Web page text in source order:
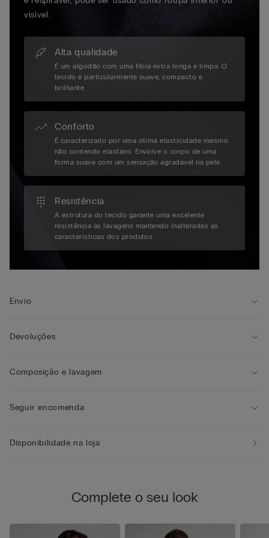
visível.
Alta qualidade
É um algodão com uma fibra extra longa e limpa. O
tecido é particularmente suave, compacto e
brilhante.
Conforto
É caracterizado por uma ótima elasticidade mesmo
não contendo elastano. Envolve o corpo de uma
forma suave com um sensação agradável na pele.
Resistência
A estrutura do tecido garante uma excelente
resistência às lavagens mantendo inalteradas as
características dos produtos.
Envio
Devoluções
Composição e lavagem
Seguir encomenda
Disponibilidade na loja
Complete o seu look